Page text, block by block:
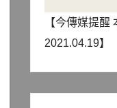
【今傳媒提醒
2021.04.19】